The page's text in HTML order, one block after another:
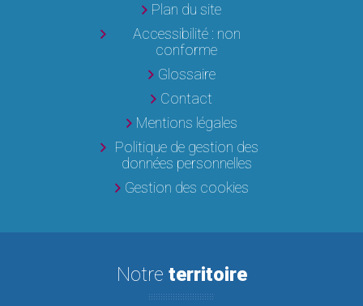
Plan du site
Accessibilité : non
conforme
Glossaire
Contact
Mentions légales
Politique de gestion des
données personnelles
Gestion des cookies
Notre territoire